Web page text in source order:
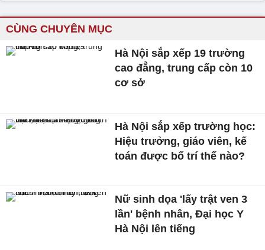
CÙNG CHUYÊN MỤC
Hà Nội sắp xếp 19 trường
cao đẳng, trung cấp còn 10
cơ sở
Hà Nội sắp xếp trường học:
Hiệu trưởng, giáo viên, kế
toán được bố trí thế nào?
Nữ sinh dọa 'lấy trật ven 3
lần' bệnh nhân, Đại học Y
Hà Nội lên tiếng